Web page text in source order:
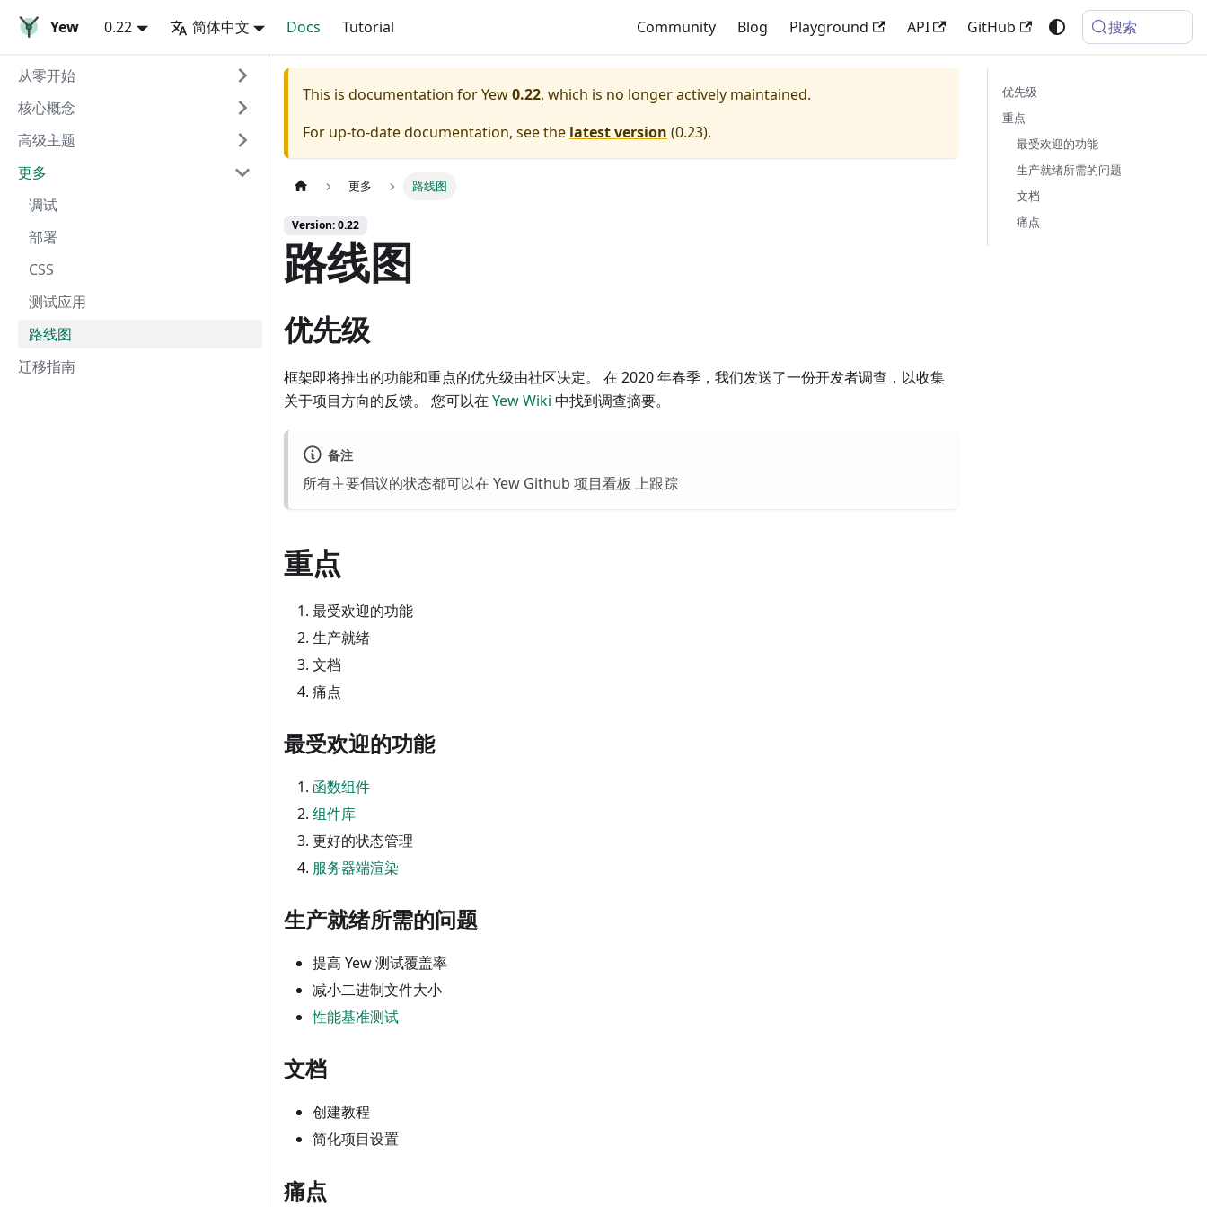
Yew 0.22 简体中文 Docs Tutorial Community Blog Playground API GitHub 搜索
从零开始
核心概念
高级主题
更多
调试
部署
CSS
测试应用
路线图
迁移指南
This is documentation forYew0.22, which is no longer actively maintained.
For up-to-date documentation, see the latest version (0.23).
更多 路线图
Version: 0.22
路线图
优先级
框架即将推出的功能和重点的优先级由社区决定。 在 2020 年春季，我们发送了一份开发者调查，以收集
关于项目方向的反馈。 您可以在 Yew Wiki 中找到调查摘要。
备注
所有主要倡议的状态都可以在 Yew Github 项目看板 上跟踪
重点
最受欢迎的功能
生产就绪
文档
痛点
最受欢迎的功能
函数组件
组件库
更好的状态管理
服务器端渲染
生产就绪所需的问题
提高 Yew 测试覆盖率
减小二进制文件大小
性能基准测试
文档
创建教程
简化项目设置
痛点
优先级
重点
最受欢迎的功能
生产就绪所需的问题
文档
痛点